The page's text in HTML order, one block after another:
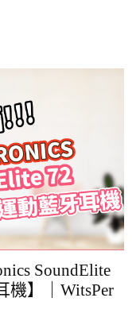
SoundElite
機】｜WitsPer